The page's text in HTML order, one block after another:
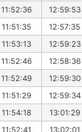
11:52:36
12:59:53
11:51:35
12:57:35
11:53:13
12:59:23
11:52:46
12:58:36
11:52:49
12:59:30
11:51:29
12:59:34
11:54:18
13:01:29
11:52:41
13:02:01